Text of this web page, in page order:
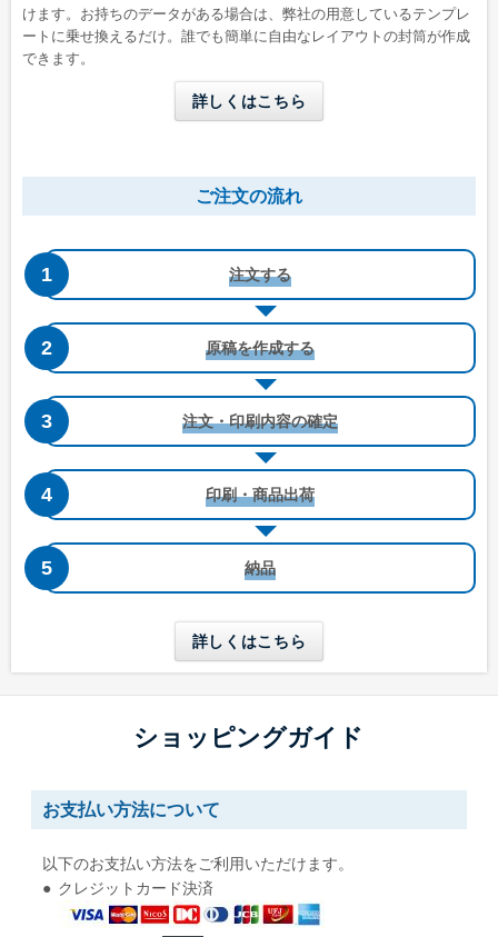
W105 x H235 mm
A4三つ折りが入る
W95 x H217 mm
A4四つ折りが入る
A4三つ折りが入る A4三つ折りが入る
W92 x H235 mm
長形40号
W90 x H225 mm
W287 x H382 mm
B4用紙が折らずに入る
W270 x H382 mm
けます。お持ちのデータがある場合は、弊社の用意しているテンプレ
ートに乗せ換えるだけ。誰でも簡単に自由なレイアウトの封筒が作成
できます。
詳しくはこちら
ご注文の流れ
注文する
原稿を作成する
注文・印刷内容の確定
印刷・商品出荷
納品
詳しくはこちら
ショッピングガイド
お支払い方法について
以下のお支払い方法をご利用いただけます。
クレジットカード決済